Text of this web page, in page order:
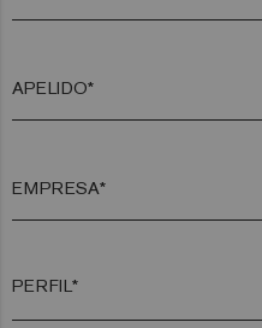
APELIDO*
EMPRESA*